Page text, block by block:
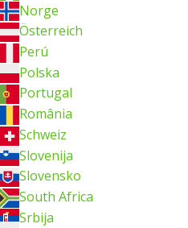
Norge
Österreich
Perú
Polska
Portugal
România
Schweiz
Slovenija
Slovensko
South Africa
Srbija